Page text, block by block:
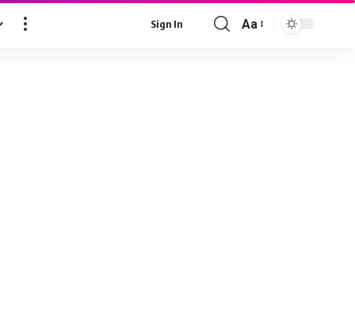
Sign In
Font
Aa